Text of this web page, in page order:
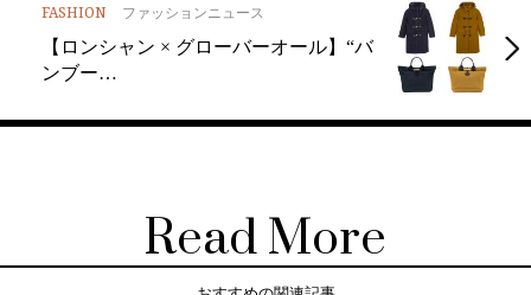
FASHION ファッションニュース
【ロンシャン × グローバーオール】“バ
ンブー…
Read More